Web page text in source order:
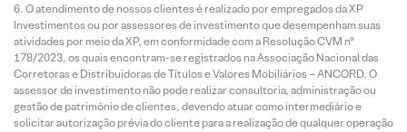
O atendimento de nossos clientes é realizado por empregados da XP
Investimentos ou por assessores de investimento que desempenham suas
atividades por meio da XP, em conformidade com a Resolução CVM nº
178/2023, os quais encontram-se registrados na Associação Nacional das
Corretoras e Distribuidoras de Títulos e Valores Mobiliários – ANCORD. O
assessor de investimento não pode realizar consultoria, administração ou
gestão de patrimônio de clientes, devendo atuar como intermediário e
solicitar autorização prévia do cliente para a realização de qualquer operação